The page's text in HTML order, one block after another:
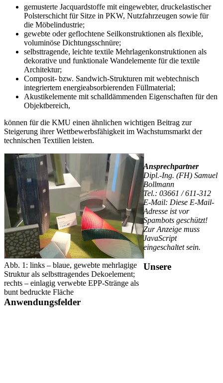
gemusterte Jacquardstoffe mit eingewebter, druckelastischer
Polsterschicht für Sitze in PKW, Nutzfahrzeugen sowie für
die Möbelindustrie;
gewebte oder geflochtene Seilkonstruktionen als flexible,
voluminöse Dichtungsschnüre;
selbsttragende, leichte textile Mehrlagenkonstruktionen als
dekorative und funktionale Wandelemente für die textile
Architektur;
Composit- bzw. Sandwich-Strukturen mit webtechnisch
integriertem energieabsorbierenden Füllmaterial;
Akustikelemente mit schalldämmenden Eigenschaften für den
Objektbereich,
können für die KMU einen ähnlichen wichtigen Beitrag zur
Steigerung ihrer Wettbewerbsfähigkeit im Wachstumsmarkt der
technischen Textilien leisten.
Abb. 1: links – blaue, gewebte mehrlagige
Struktur als selbsttragendes Dekoelement;
rechts – einlagig verwebte EPP-Stränge als
bunt bedruckte Fläche
Ansprechpartner
Dipl.-Ing. (FH) Samuel
Bollmann
Tel.: 03661 / 611-312
E-Mail: Diese E-Mail-
Adresse ist vor
Spambots geschützt!
Zur Anzeige muss
JavaScript
eingeschaltet sein.
Unsere
Anwendungsfelder